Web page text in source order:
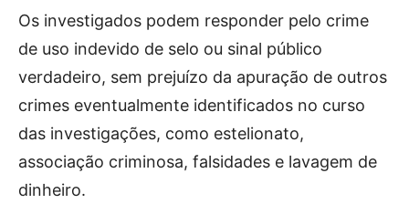
Os investigados podem responder pelo crime
de uso indevido de selo ou sinal público
verdadeiro, sem prejuízo da apuração de outros
crimes eventualmente identificados no curso
das investigações, como estelionato,
associação criminosa, falsidades e lavagem de
dinheiro.